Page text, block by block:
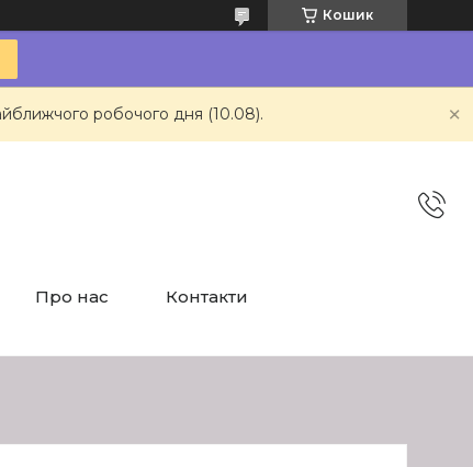
Кошик
робочого дня (10.08).
Про нас Контакти